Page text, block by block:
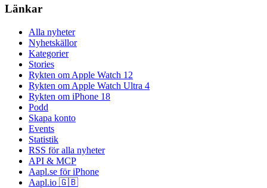
Länkar
Alla nyheter
Nyhetskällor
Kategorier
Stories
Rykten om Apple Watch 12
Rykten om Apple Watch Ultra 4
Rykten om iPhone 18
Podd
Skapa konto
Events
Statistik
RSS för alla nyheter
API & MCP
Aapl.se för iPhone
Aapl.io 🇬🇧